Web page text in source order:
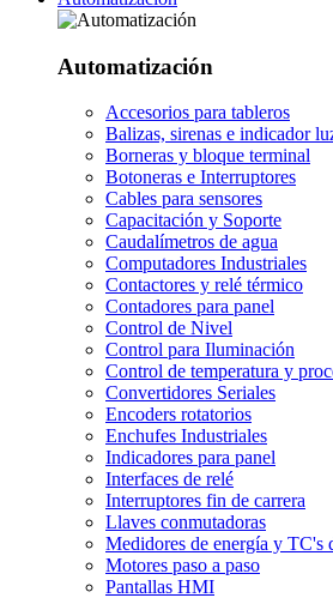
Automatización
Accesorios para tableros
Balizas, sirenas e indicador
Borneras y bloque terminal
Botoneras e Interruptores
Cables para sensores
Capacitación y Soporte
Caudalímetros de agua
Computadores Industriales
Contactores y relé térmico
Contadores para panel
Control de Nivel
Control para Iluminación
Control de temperatura y
Convertidores Seriales
Encoders rotatorios
Enchufes Industriales
Indicadores para panel
Interfaces de relé
Interruptores fin de carrera
Llaves conmutadoras
Medidores de energía y TC's
Motores paso a paso
Pantallas HMI